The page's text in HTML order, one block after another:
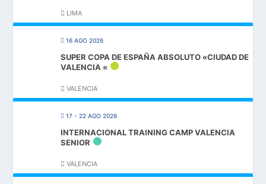
LIMA
16 AGO 2026
SUPER COPA DE ESPAÑA ABSOLUTO «CIUDAD DE
VALENCIA «
VALENCIA
17 - 22 AGO 2026
INTERNACIONAL TRAINING CAMP VALENCIA
SENIOR
VALENCIA